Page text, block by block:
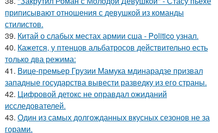
приписывают отношения с девушкой из команды
стилистов.
39. Китай о слабых местах армии сша - Politico узнал.
40. Кажется, у птенцов альбатросов действительно есть
только два режима:
41. Вице-премьер Грузии Мамука мдинарадзе призвал
западные государства вывести разведку из его страны.
42. Цифровой детокс не оправдал ожиданий
исследователей.
43. Один из самых долгожданных вкусных сезонов не за
горами.